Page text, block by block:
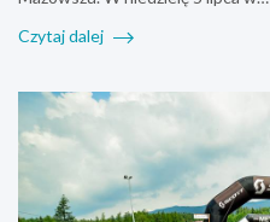
Czytaj dalej